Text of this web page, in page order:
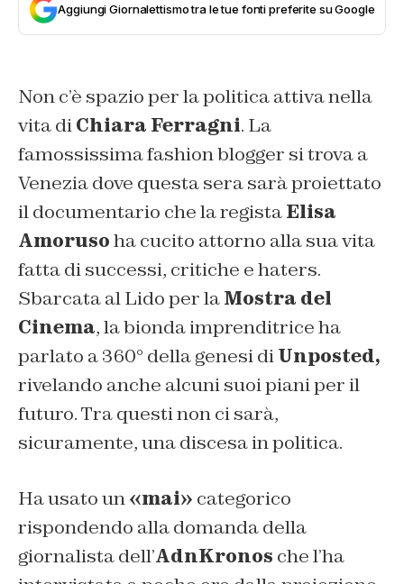
Aggiungi Giornalettismo tra le tue fonti preferite su Google
Non c’è spazio per la politica attiva nella
vita diChiara Ferragni. La
famossissima fashion blogger si trova a
Venezia dove questa sera sarà proiettato
il documentario che la registaElisa
Amorusoha cucito attorno alla sua vita
fatta di successi, critiche e haters.
Sbarcata al Lido per laMostra del
Cinema, la bionda imprenditrice ha
parlato a 360° della genesi diUnposted,
rivelando anche alcuni suoi piani per il
futuro. Tra questi non ci sarà,
sicuramente, una discesa in politica.
Ha usato un«mai» categorico
rispondendo alla domanda della
giornalista dell’AdnKronos che l’ha